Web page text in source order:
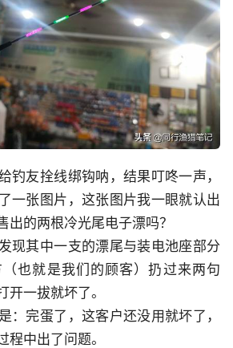
钓友拴线绑钩呐，结果叮咚一声，
一张图片，这张图片我一眼就认出
出的两根冷光尾电子漂吗？
现其中一支的漂尾与装电池座部分
也就是我们的顾客）扔过来两句
开一拔就坏了。
：完蛋了，这客户还没用就坏了，
程中出了问题。